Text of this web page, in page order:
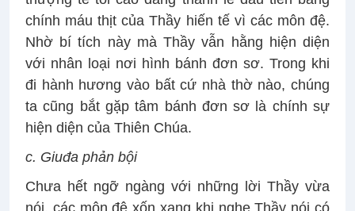
chính máu thịt của Thầy hiến tế vì các môn đệ.
Nhờ bí tích này mà Thầy vẫn hằng hiện diện
với nhân loại nơi hình bánh đơn sơ. Trong khi
đi hành hương vào bất cứ nhà thờ nào, chúng
ta cũng bắt gặp tâm bánh đơn sơ là chính sự
hiện diện của Thiên Chúa.
c. Giuđa phản bội
Chưa hết ngỡ ngàng với những lời Thầy vừa
nói, các môn đệ xốn xang khi nghe Thầy nói có